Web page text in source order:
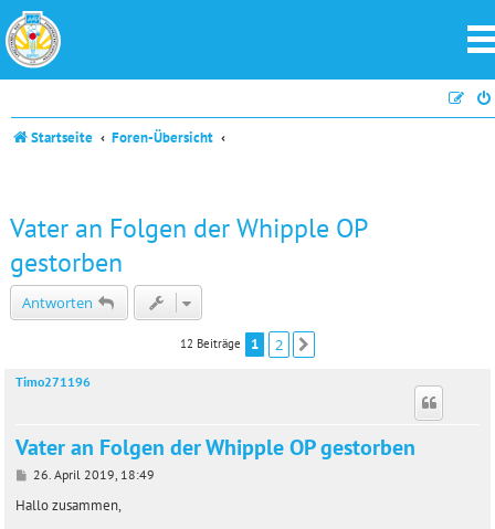
Startseite Foren-Übersicht
Vater an Folgen der Whipple OP
gestorben
Antworten
12 Beiträge 1 2
Timo271196
Vater an Folgen der Whipple OP gestorben
B
i
26. April 2019, 18:49
Hallo zusammen,